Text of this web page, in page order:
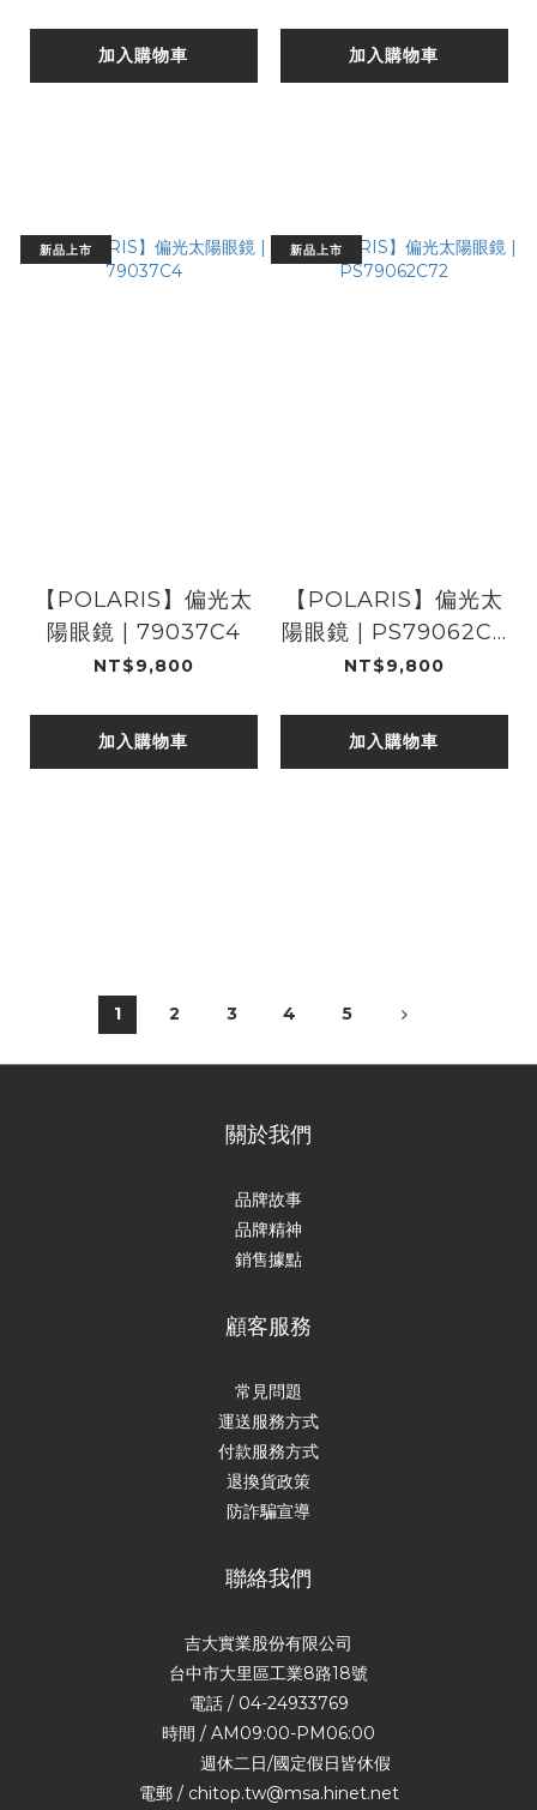
加入購物車 加入購物車
新品上市
【POLARIS】偏光太
陽眼鏡 | 79037C4
NT$9,800
加入購物車
新品上市
【POLARIS】偏光太
陽眼鏡 | PS79062C7
2
NT$9,800
加入購物車
1 2 3 4 5
關於我們
品牌故事
品牌精神
銷售據點
顧客服務
常見問題
運送服務方式
付款服務方式
退換貨政策
防詐騙宣導
聯絡我們
吉大實業股份有限公司
台中市大里區工業8路18號
電話 / 04-24933769
時間 / AM09:00-PM06:00
週休二日/國定假日皆休假
電郵 / chitop.tw@msa.hinet.net